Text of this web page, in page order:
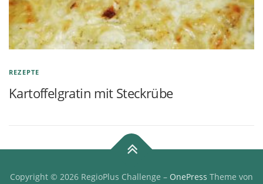
REZEPTE
Kartoffelgratin mit Steckrübe
Copyright © 2026 RegioPlus Challenge – OnePress Theme von